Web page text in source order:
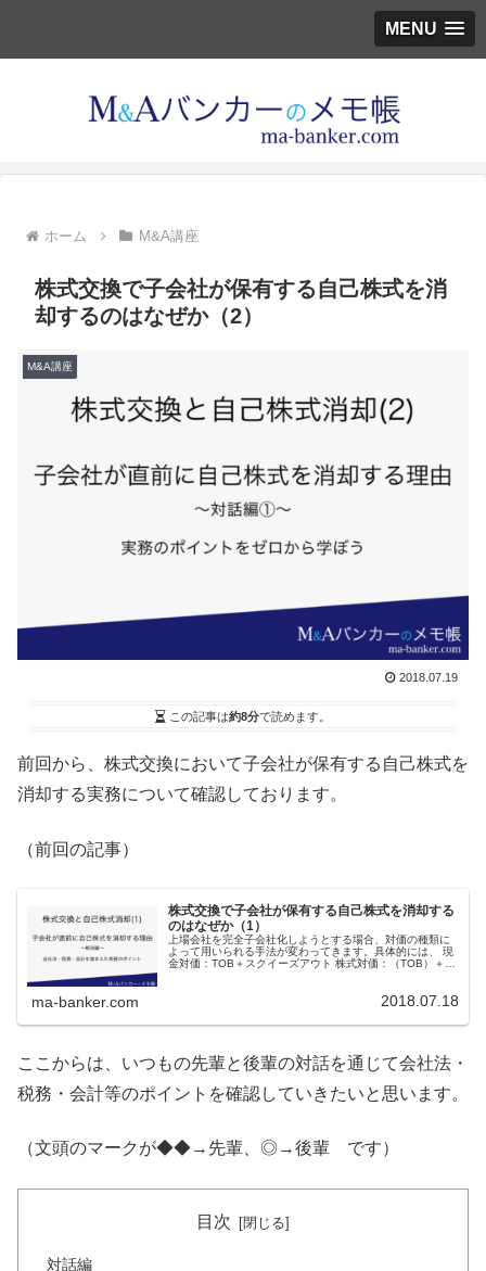
MENU
ホーム M&A講座
株式交換で子会社が保有する自己株式を消
却するのはなぜか（2）
M&A講座
2018.07.19
この記事は約8分で読めます。
前回から、株式交換において子会社が保有する自己株式を
消却する実務について確認しております。
（前回の記事）
株式交換で子会社が保有する自己株式を消却する
のはなぜか（1）
上場会社を完全子会社化しようとする場合、対価の種類に
よって用いられる手法が変わってきます。具体的には、 現
金対価：TOB＋スクイーズアウト 株式対価：（TOB）＋株
ma-banker.com 2018.07.18
ここからは、いつもの先輩と後輩の対話を通じて会社法・
税務・会計等のポイントを確認していきたいと思います。
（文頭のマークが◆◆→先輩、◎→後輩 です）
目次
対話編